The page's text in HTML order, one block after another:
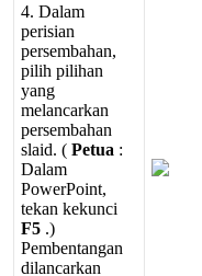
4. Dalam
perisian
persembahan,
pilih pilihan
yang
melancarkan
persembahan
slaid. ( Petua :
Dalam
PowerPoint,
tekan kekunci
F5 .)
Pembentangan
dilancarkan